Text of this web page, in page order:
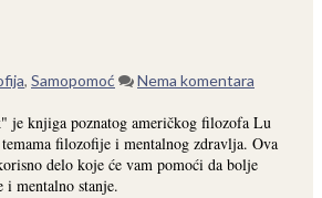
, Samopomoć Nema komentara
je knjiga poznatog američkog filozofa Lu
filozofije i mentalnog zdravlja. Ova
delo koje će vam pomoći da bolje
i mentalno stanje.